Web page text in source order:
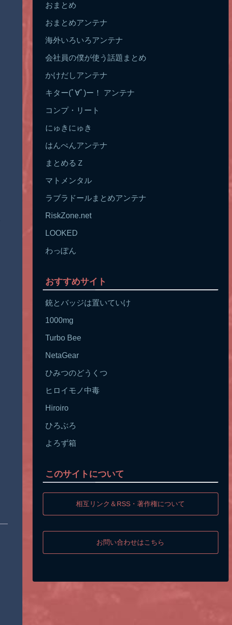
おまとめ
おまとめアンテナ
海外いろいろアンテナ
会社員の僕が使う話題まとめ
かけだしアンテナ
キター(ﾟ∀ﾟ)ー！ アンテナ
コンプ・リート
にゅきにゅき
はんぺんアンテナ
まとめるＺ
マトメンタル
ラブラドールまとめアンテナ
RiskZone.net
LOOKED
わっぽん
おすすめサイト
銃とバッジは置いていけ
1000mg
Turbo Bee
NetaGear
ひみつのどうくつ
ヒロイモノ中毒
Hiroiro
ひろぶろ
よろず箱
このサイトについて
相互リンク＆RSS・著作権について
お問い合わせはこちら